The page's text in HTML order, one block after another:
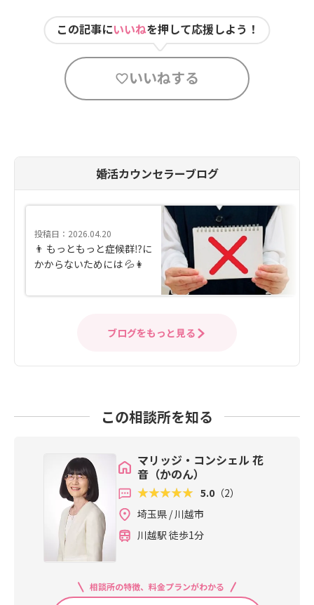
この記事にいいねを押して応援しよう！
いいねする
婚活カウンセラーブログ
投稿日：2026.04.20
👨 もっともっと症候群⁉に
かからないためには 💦👩
ブログをもっと見る
この相談所を知る
マリッジ・コンシェル 花
音（かのん）
5.0 （2）
埼玉県 / 川越市
川越駅 徒歩1分
相談所の特徴、料金プランがわかる